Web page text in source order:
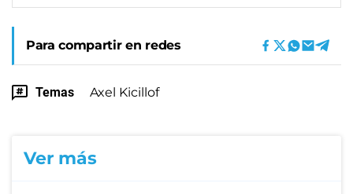
Para compartir en redes
Temas Axel Kicillof
Ver más